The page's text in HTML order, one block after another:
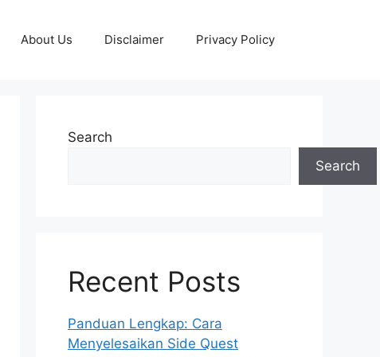
About Us Disclaimer Privacy Policy
Search
Search
Recent Posts
Panduan Lengkap: Cara
Menyelesaikan Side Quest